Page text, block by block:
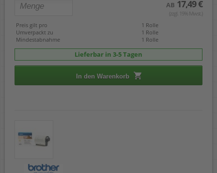
AB 17,49 €
(zzgl. 19% Mwst.)
Preis gilt pro
1 Rolle
Umverpackt zu
1 Rolle
Mindestabnahme
1 Rolle
Lieferbar in 3-5 Tagen
In den Warenkorb